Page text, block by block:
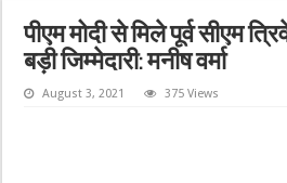
पीएम मोदी से मिले पूर्व सीएम
बड़ी जिम्मेदारी: मनीष वर्मा
August 3, 2021 375 Views